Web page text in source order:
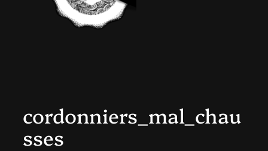
cordonniers_mal_chau
sses